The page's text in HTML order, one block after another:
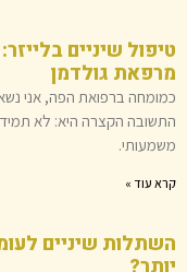
טיפול שיניים
מרפאת גולדמן
כמומחה ברפואת הפה, אני
התשובה הקצרה היא: לא
משמעותי.
קרא עוד »
השתלות שיניים